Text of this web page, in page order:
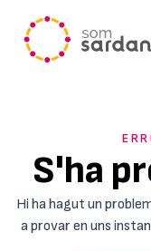
S'ha
Hi ha hagut un
a provar en uns